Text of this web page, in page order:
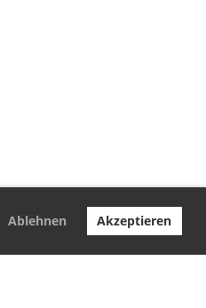
Ablehnen Akzeptieren